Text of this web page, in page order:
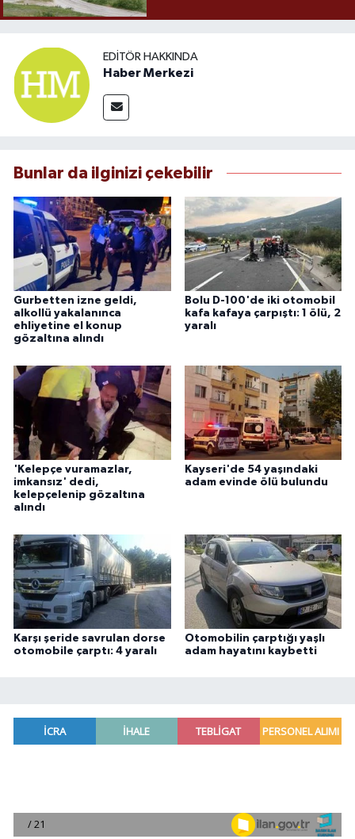
EDITÖR HAKKINDA
Haber Merkezi
Bunlar da ilginizi çekebilir
Gurbetten izne geldi,
alkollü yakalanınca
ehliyetine el konup
gözaltına alındı
Bolu D-100'de iki otomobil
kafa kafaya çarpıştı: 1 ölü, 2
yaralı
'Kelepçe vuramazlar,
imkansız' dedi,
kelepçelenip gözaltına
alındı
Kayseri'de 54 yaşındaki
adam evinde ölü bulundu
Karşı şeride savrulan dorse
otomobile çarptı: 4 yaralı
Otomobilin çarptığı yaşlı
adam hayatını kaybetti